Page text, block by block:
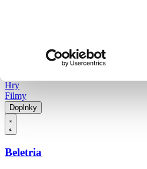
Hry
Filmy
Doplnky
Beletria